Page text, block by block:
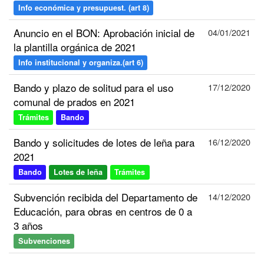
Info económica y presupuest. (art 8)
Anuncio en el BON: Aprobación inicial de
la plantilla orgánica de 2021
Info institucional y organiza.(art 6)
04/01/2021
Bando y plazo de solitud para el uso
comunal de prados en 2021
Trámites Bando
17/12/2020
Bando y solicitudes de lotes de leña para
2021
Bando Lotes de leña Trámites
16/12/2020
Subvención recibida del Departamento de
Educación, para obras en centros de 0 a
3 años
Subvenciones
14/12/2020